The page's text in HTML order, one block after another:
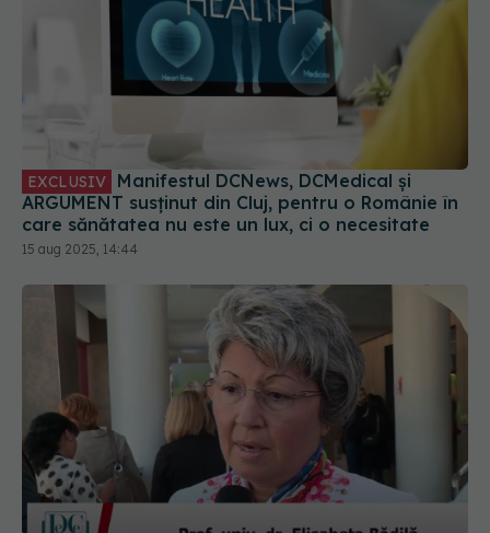
EXCLUSIV
ARGUMENT susținut din Cluj, pentru o Românie în
care sănătatea nu este un lux, ci o necesitate
15 aug 2025, 14:44